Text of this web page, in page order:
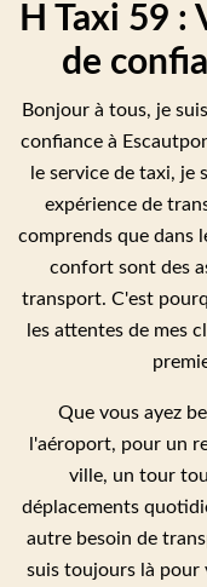
H Taxi 59 :
de
Bonjour à tous, je
confiance à
le service de taxi, je
expérience de
comprends que dans
confort sont des
transport. C'est
les attentes de mes
Que vous ayez
l'aéroport, pour un
ville, un tour
déplacements
autre besoin de
suis toujours là pour